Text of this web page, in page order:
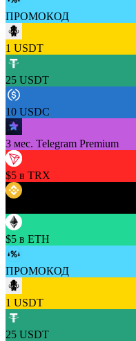
ПРОМОКОД
1 USDT
25 USDT
10 USDC
3 мес. Telegram Premium
$5 в TRX
$5 в ETH
ПРОМОКОД
1 USDT
25 USDT